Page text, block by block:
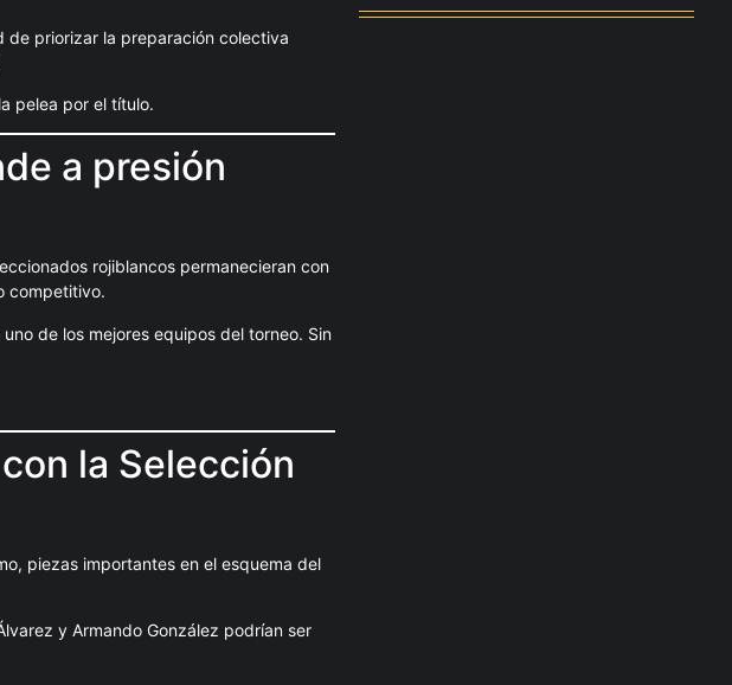
de priorizar la preparación colectiva
pelea por el título.
a presión
rojiblancos permanecieran con
competitivo.
de los mejores equipos del torneo. Sin
la Selección
piezas importantes en el esquema del
y Armando González podrían ser